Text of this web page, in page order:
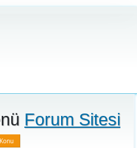
Forum Sitesi